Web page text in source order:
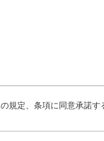
規定、条項に同意承諾す